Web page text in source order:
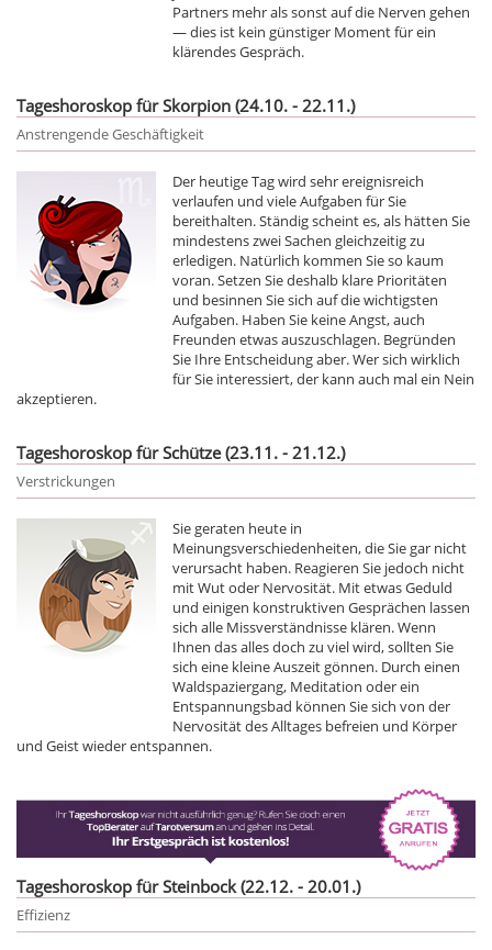
Partners mehr als sonst auf die Nerven gehen
— dies ist kein günstiger Moment für ein
klärendes Gespräch.
Tageshoroskop für Skorpion (24.10. - 22.11.)
Anstrengende Geschäftigkeit
Der heutige Tag wird sehr ereignisreich
verlaufen und viele Aufgaben für Sie
bereithalten. Ständig scheint es, als hätten Sie
mindestens zwei Sachen gleichzeitig zu
erledigen. Natürlich kommen Sie so kaum
voran. Setzen Sie deshalb klare Prioritäten
und besinnen Sie sich auf die wichtigsten
Aufgaben. Haben Sie keine Angst, auch
Freunden etwas auszuschlagen. Begründen
Sie Ihre Entscheidung aber. Wer sich wirklich
für Sie interessiert, der kann auch mal ein Nein
akzeptieren.
Tageshoroskop für Schütze (23.11. - 21.12.)
Verstrickungen
Sie geraten heute in
Meinungsverschiedenheiten, die Sie gar nicht
verursacht haben. Reagieren Sie jedoch nicht
mit Wut oder Nervosität. Mit etwas Geduld
und einigen konstruktiven Gesprächen lassen
sich alle Missverständnisse klären. Wenn
Ihnen das alles doch zu viel wird, sollten Sie
sich eine kleine Auszeit gönnen. Durch einen
Waldspaziergang, Meditation oder ein
Entspannungsbad können Sie sich von der
Nervosität des Alltages befreien und Körper
und Geist wieder entspannen.
Tageshoroskop für Steinbock (22.12. - 20.01.)
Effizienz